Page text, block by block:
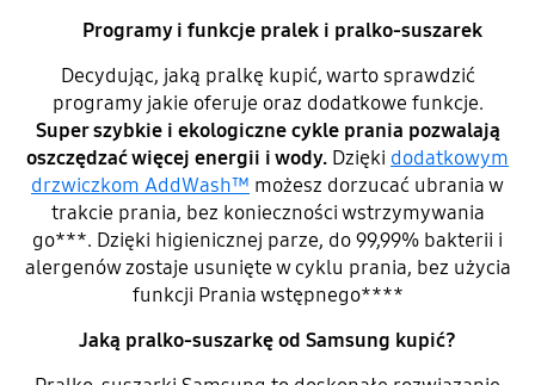
Programy i funkcje pralek i pralko-suszarek
Decydując, jaką pralkę kupić, warto sprawdzić
programy jakie oferuje oraz dodatkowe funkcje.
Super szybkie i ekologiczne cykle prania pozwalają
oszczędzać więcej energii i wody. Dzięki dodatkowym
drzwiczkom AddWash™ możesz dorzucać ubrania w
trakcie prania, bez konieczności wstrzymywania
go***. Dzięki higienicznej parze, do 99,99% bakterii i
alergenów zostaje usunięte w cyklu prania, bez użycia
funkcji Prania wstępnego****
Jaką pralko-suszarkę od Samsung kupić?